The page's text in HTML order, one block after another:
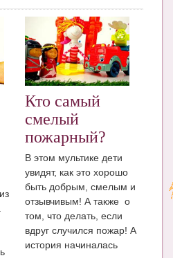
Кто самый
смелый
пожарный?
В этом мультике дети
увидят, как это хорошо
быть добрым, смелым и
отзывчивым! А также о
том, что делать, если
вдруг случился пожар! А
история начиналась